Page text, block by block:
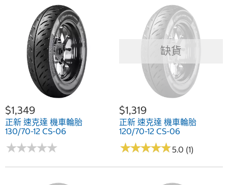
$1,349
正新 速克達 機車輪胎
130/70-12 CS-06
★★★★★
★★★★★
缺貨
$1,319
正新 速克達 機車輪胎
120/70-12 CS-06
★★★★★
★★★★★5.0 (1)